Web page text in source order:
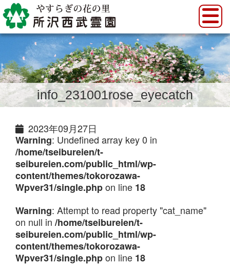
info_231001rose_eyecatch
2023年09月27日
Warning: Undefined array key 0 in
/home/tseibureien/t-
seibureien.com/public_html/wp-
content/themes/tokorozawa-
Wpver31/single.phpon line 18
Warning: Attempt to read property "cat_name"
on null in /home/tseibureien/t-
seibureien.com/public_html/wp-
content/themes/tokorozawa-
Wpver31/single.phpon line 18